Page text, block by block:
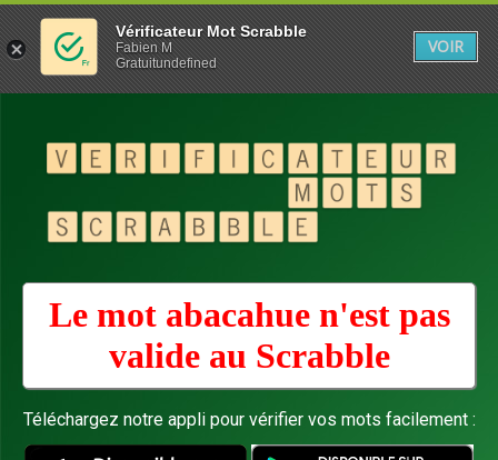
Le mot abacahue n'est pas
valide au Scrabble
Téléchargez notre appli pour vérifier vos mots facilement :
Vérificateur Mot Scrabble
Fabien M
Gratuitundefined
VOIR